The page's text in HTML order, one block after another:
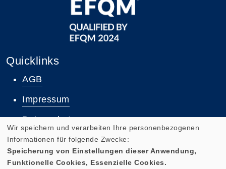
Quicklinks
AGB
Impressum
Datenschutz
Widerruf
Wir speichern und verarbeiten Ihre personenbezogenen
Informationen für folgende Zwecke:
Speicherung von Einstellungen dieser Anwendung,
Funktionelle Cookies, Essenzielle Cookies.